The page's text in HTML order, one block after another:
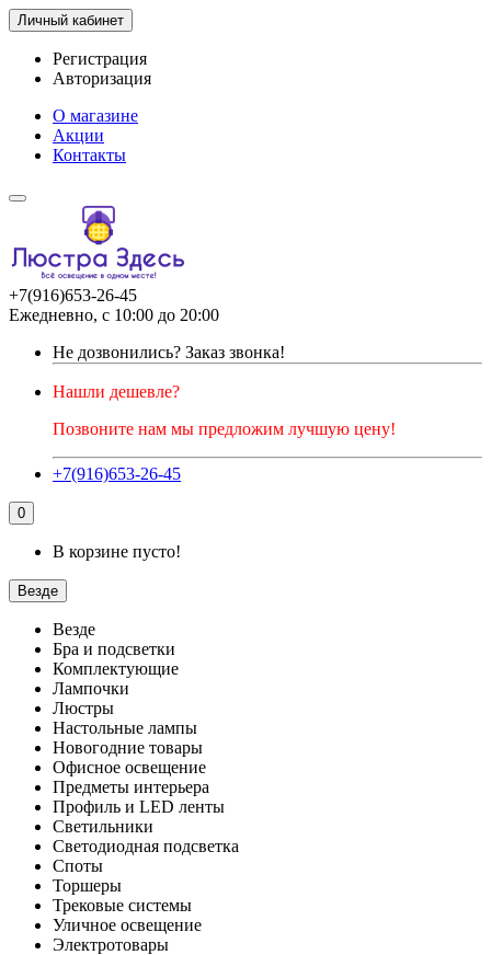
Личный кабинет
Регистрация
Авторизация
О магазине
Акции
Контакты
+7(916)653-26-45
Ежедневно, с 10:00 до 20:00
Не дозвонились? Заказ звонка!
Нашли дешевле?
Позвоните нам мы предложим лучшую цену!
+7(916)653-26-45
0
В корзине пусто!
Везде
Везде
Бра и подсветки
Комплектующие
Лампочки
Люстры
Настольные лампы
Новогодние товары
Офисное освещение
Предметы интерьера
Профиль и LED ленты
Светильники
Светодиодная подсветка
Споты
Торшеры
Трековые системы
Уличное освещение
Электротовары